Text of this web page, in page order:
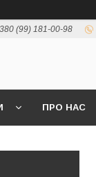
(99) 181-00-98
ПРО НАС